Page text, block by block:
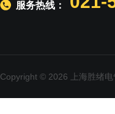
服务热线：
Copyright © 2026 上海胜绪